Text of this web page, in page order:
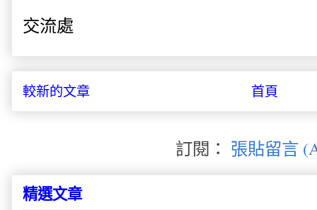
交流處
較新的文章 首頁
訂閱： 張貼留言
精選文章